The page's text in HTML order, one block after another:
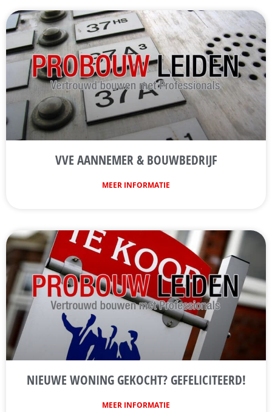
VVE AANNEMER & BOUWBEDRIJF
MEER INFORMATIE
NIEUWE WONING GEKOCHT? GEFELICITEERD!
MEER INFORMATIE